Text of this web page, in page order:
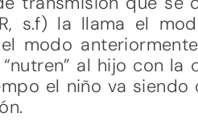
s.f) la llama el
modo
al hijo con
el niño va